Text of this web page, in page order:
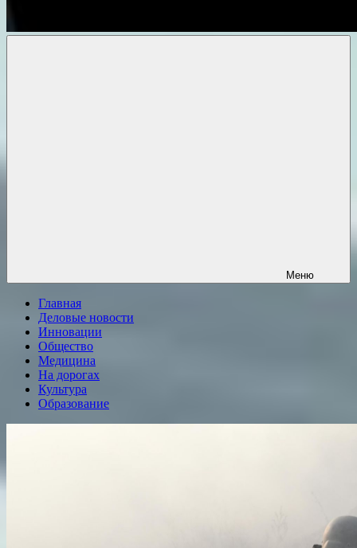
Меню
Главная
Деловые новости
Инновации
Общество
Медицина
На дорогах
Культура
Образование